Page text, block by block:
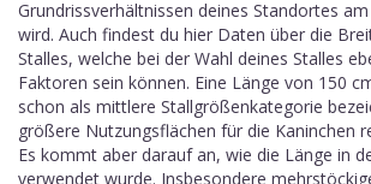
Grundrissverhältnissen deines Standortes
wird. Auch findest du hier Daten über die
Stalles, welche bei der Wahl deines Stalles
Faktoren sein können. Eine Länge von 150
schon als mittlere Stallgrößenkategorie
größere Nutzungsflächen für die Kaninchen
Es kommt aber darauf an, wie die Länge in
verwendet wurde. Insbesondere